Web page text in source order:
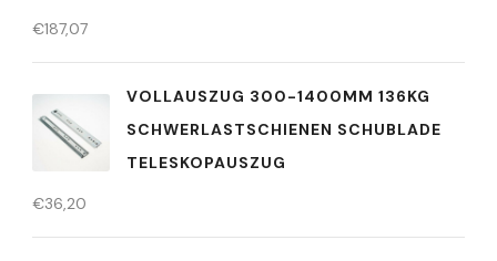
€187,07
VOLLAUSZUG 300-1400MM 136KG
SCHWERLASTSCHIENEN SCHUBLADE
TELESKOPAUSZUG
€36,20